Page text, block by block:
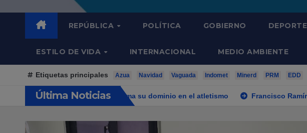
REPÚBLICA POLÍTICA GOBIERNO
ESTILO DE VIDA INTERNACIONAL MEDIO AMBIENTE
Etiquetas principales Azua Navidad Vaguada Indomet Minerd PRM EDD
Última Noticias
el oro y reafirma su dominio en el atletismo Francisco Ramírez recibe